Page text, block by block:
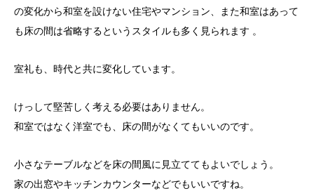
の変化から和室を設けない住宅やマンション、また和室はあって
も床の間は省略するというスタイルも多く見られます 。
室礼も、時代と共に変化しています。
けっして堅苦しく考える必要はありません。
和室ではなく洋室でも、床の間がなくてもいいのです。
小さなテーブルなどを床の間風に見立ててもよいでしょう。
家の出窓やキッチンカウンターなどでもいいですね。